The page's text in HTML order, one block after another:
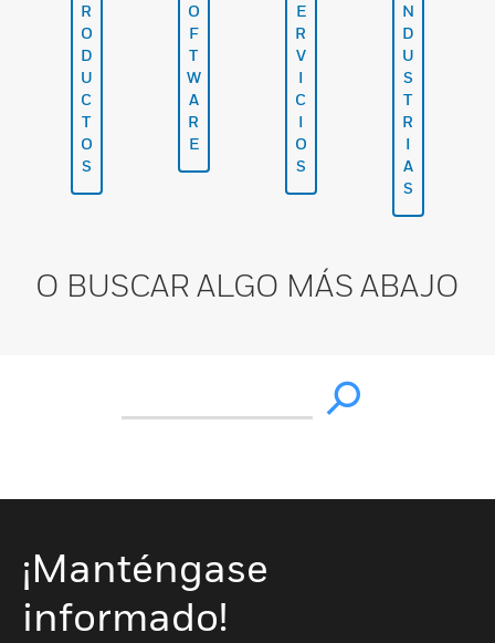
R
O
D
U
C
T
O
S
O
F
T
W
A
R
E
E
R
V
I
C
I
O
S
N
D
U
S
T
R
I
A
S
O BUSCAR ALGO MÁS ABAJO
¡Manténgase
informado!